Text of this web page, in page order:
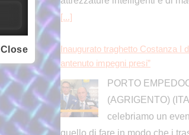
[...]
Inaugurato traghetto Costanza I
antenuto impegni presi”
PORTO
(AGRIGENTO)
celebriamo un
quello di fare in modo che i
Close